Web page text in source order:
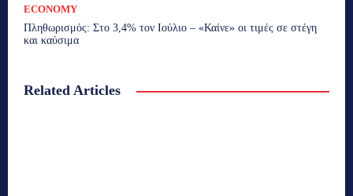
ECONOMY
Πληθωρισμός: Στο 3,4% τον Ιούλιο – «Καίνε» οι τιμές σε στέγη
και καύσιμα
Related Articles